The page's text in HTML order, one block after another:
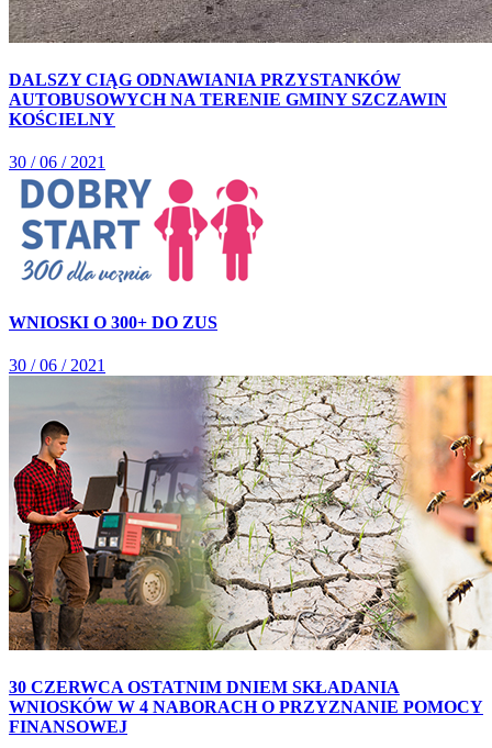
DALSZY CIĄG ODNAWIANIA PRZYSTANKÓW
AUTOBUSOWYCH NA TERENIE GMINY SZCZAWIN
KOŚCIELNY
30 / 06 / 2021
WNIOSKI O 300+ DO ZUS
30 / 06 / 2021
30 CZERWCA OSTATNIM DNIEM SKŁADANIA
WNIOSKÓW W 4 NABORACH O PRZYZNANIE POMOCY
FINANSOWEJ